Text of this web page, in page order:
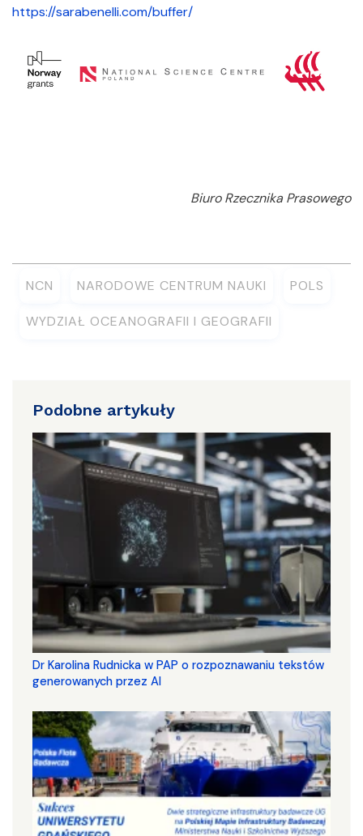
https://sarabenelli.com/buffer/
Biuro Rzecznika Prasowego
NCN NARODOWE CENTRUM NAUKI POLS
WYDZIAŁ OCEANOGRAFII I GEOGRAFII
Podobne artykuły
Dr Karolina Rudnicka w PAP o rozpoznawaniu tekstów
generowanych przez AI